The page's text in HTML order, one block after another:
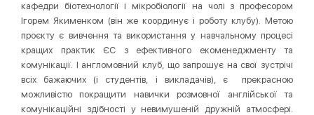
кафедри біотехнології і мікробіології на чолі з професором
Ігорем Якименком (він же координує і роботу клубу). Метою
проєкту є вивчення та використання у навчальному процесі
кращих практик ЄС з ефективного екоменеджменту та
комунікації. І англомовний клуб, що запрошує на свої зустрічі
всіх бажаючих (і студентів, і викладачів), є прекрасною
можливістю покращити навички розмовної англійської та
комунікаційні здібності у невимушеній дружній атмосфері.